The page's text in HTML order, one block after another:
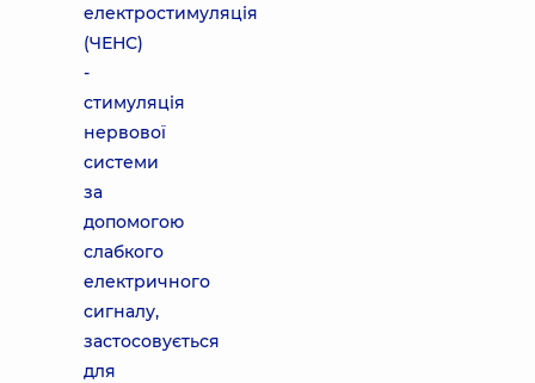
електростимуляція
(ЧЕНС)
-
стимуляція
нервової
системи
за
допомогою
слабкого
електричного
сигналу,
застосовується
для